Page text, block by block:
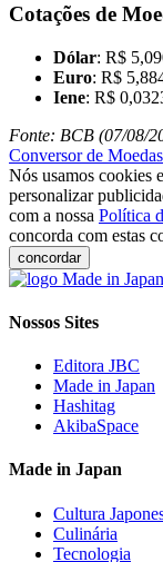
Cotações de
Dólar: R$
Euro: R$
Iene: R$
Fonte: BCB (07/08/
Conversor de Moedas
Nós usamos cookies
personalizar
com a nossa Política
concorda com estas
concordar
Nossos Sites
Editora JBC
Made in Japan
Hashitag
AkibaSpace
Made in Japan
Cultura
Culinária
Tecnologia